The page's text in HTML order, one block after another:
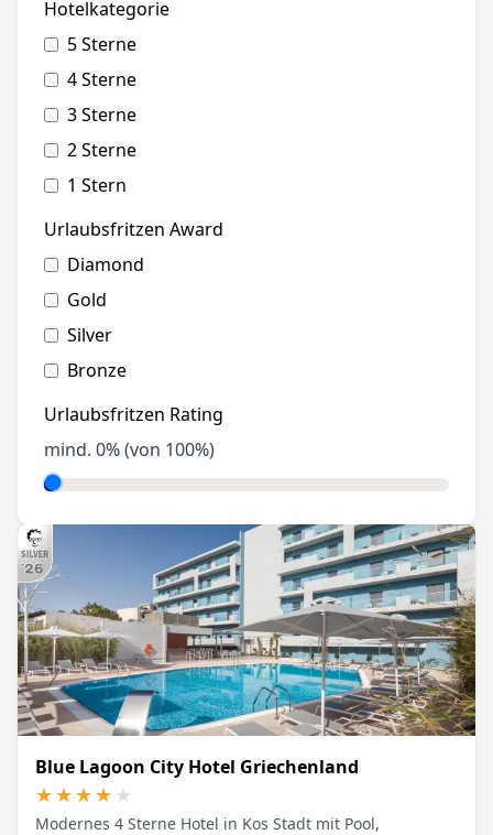
Hotelkategorie
5 Sterne
4 Sterne
3 Sterne
2 Sterne
1 Stern
Urlaubsfritzen Award
Diamond
Gold
Silver
Bronze
Urlaubsfritzen Rating
mind. 0% (von 100%)
Blue Lagoon City Hotel Griechenland
★★★★★
★★★★★
Modernes 4 Sterne Hotel in Kos Stadt mit Pool,